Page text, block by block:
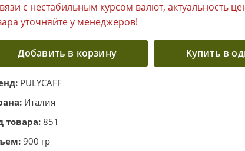
с нестабильным курсом валют, актуальность
уточняйте у менеджеров!
Добавить в корзину Купить в
PULYCAFF
Италия
товара:851
900 гр